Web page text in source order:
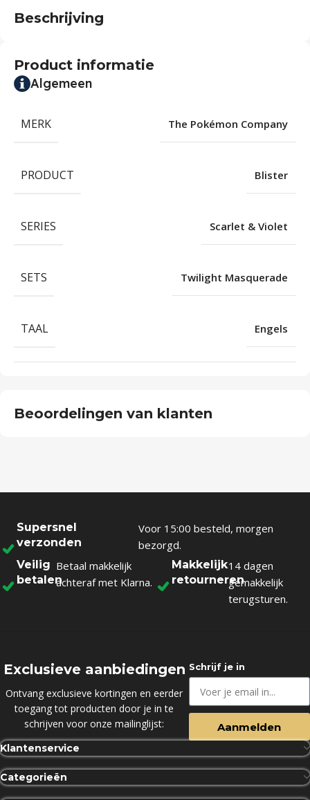
Beschrijving
Product informatie
Algemeen
MERK The Pokémon Company
PRODUCT Blister
SERIES Scarlet & Violet
SETS Twilight Masquerade
TAAL Engels
Beoordelingen van klanten
Supersnel
verzonden
Voor 15:00 besteld, morgen
bezorgd.
Veilig
betalen
Betaal makkelijk
achteraf met Klarna.
Makkelijk
retourneren
14 dagen
gemakkelijk
terugsturen.
Exclusieve aanbiedingen
Ontvang exclusieve kortingen en eerder
toegang tot producten door je in te
schrijven voor onze mailinglijst:
Schrijf je in
Aanmelden
Klantenservice
Categorieën